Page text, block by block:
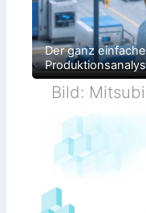
Der ganz
Bild: